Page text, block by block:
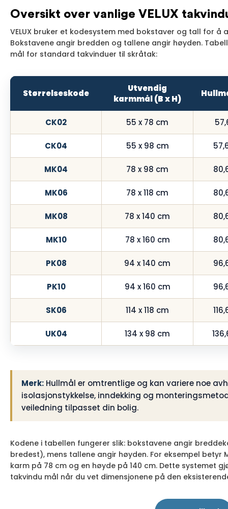
Oversikt over vanlige VELUX
VELUX bruker et kodesystem med bokstaver og tall for å
Bokstavene angir bredden og tallene angir høyden.
mål for standard takvinduer til skråtak:
Størrelseskode
Utvendig
karmmål (B x H)
CK02 55 x 78 cm
CK04 55 x 98 cm
MK04 78 x 98 cm
MK06 78 x 118 cm
MK08 78 x 140 cm
MK10 78 x 160 cm
PK08 94 x 140 cm
PK10 94 x 160 cm
SK06 114 x 118 cm
UK04 134 x 98 cm
Merk: Hullmål er omtrentlige og kan variere noe
isolasjonstykkelse, inndekking og
veiledning tilpasset din bolig.
Kodene i tabellen fungerer slik: bokstavene angir
bredest), mens tallene angir høyden. For eksempel betyr
karm på 78 cm og en høyde på 140 cm. Dette systemet
takvindu mål når du vet dimensjonene på den